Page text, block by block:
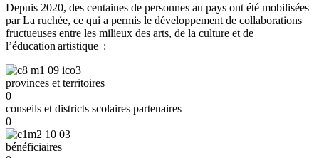
Depuis 2020, des centaines de personnes au pays ont été mobilisées
par La ruchée, ce qui a permis le développement de collaborations
fructueuses entre les milieux des arts, de la culture et de
l’éducation artistique :
provinces et territoires
0
conseils et districts scolaires partenaires
0
bénéficiaires